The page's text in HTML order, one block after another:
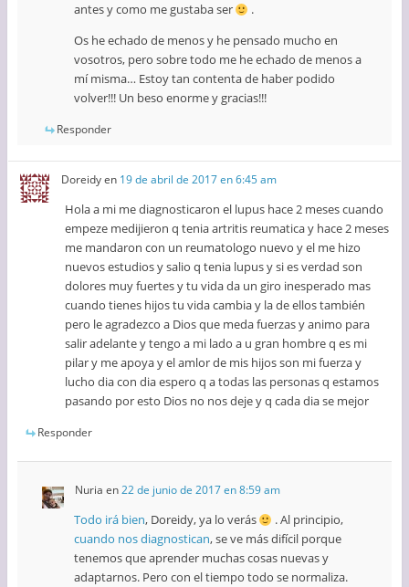
antes y como me gustaba ser
.
Os he echado de menos y he pensado mucho en
vosotros, pero sobre todo me he echado de menos a
mí misma… Estoy tan contenta de haber podido
volver!!! Un beso enorme y gracias!!!
Responder
Doreidyen 19 de abril de 2017 en 6:45 am
Hola a mi me diagnosticaron el lupus hace 2 meses cuando
empeze medijieron q tenia artritis reumatica y hace 2 meses
me mandaron con un reumatologo nuevo y el me hizo
nuevos estudios y salio q tenia lupus y si es verdad son
dolores muy fuertes y tu vida da un giro inesperado mas
cuando tienes hijos tu vida cambia y la de ellos también
pero le agradezco a Dios que meda fuerzas y animo para
salir adelante y tengo a mi lado a u gran hombre q es mi
pilar y me apoya y el amlor de mis hijos son mi fuerza y
lucho dia con dia espero q a todas las personas q estamos
pasando por esto Dios no nos deje y q cada dia se mejor
Responder
Nuria en22 de junio de 2017 en 8:59 am
Todo irá bien, Doreidy, ya lo verás
. Al principio,
cuando nos diagnostican, se ve más difícil porque
tenemos que aprender muchas cosas nuevas y
adaptarnos. Pero con el tiempo todo se normaliza.